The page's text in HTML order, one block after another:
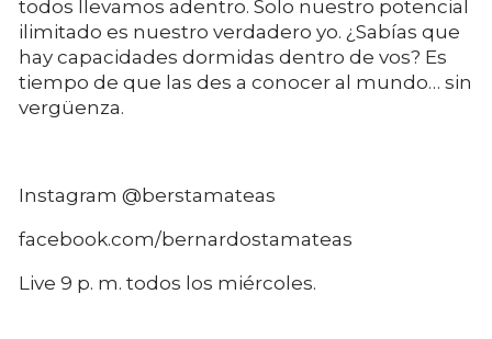
todos llevamos adentro. Solo nuestro potencial
ilimitado es nuestro verdadero yo. ¿Sabías que
hay capacidades dormidas dentro de vos? Es
tiempo de que las des a conocer al mundo… sin
vergüenza.
Instagram @berstamateas
facebook.com/bernardostamateas
Live 9 p. m. todos los miércoles.